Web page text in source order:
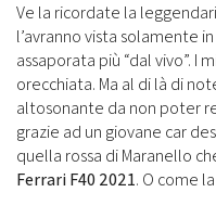
Ve la ricordate la
l’avranno vista solamente
assaporata più “dal vivo”. I
orecchiata. Ma al di là di
altosonante da non poter
grazie ad un giovane car
quella rossa di Maranello
Ferrari F40 2021. O come